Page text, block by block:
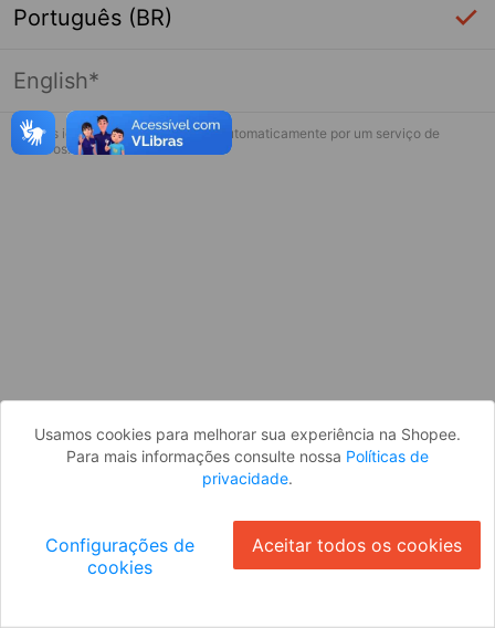
Página indisponível
Desculpe, algo deu errado. Faça login
Português (BR)
English*
* Esses idiomas serão traduzidos automaticamente por um serviço de
terceiros.
Usamos cookies para melhorar sua experiência na Shopee.
Para mais informações consulte nossa Políticas de
privacidade.
Configurações de
cookies
Aceitar todos os cookies